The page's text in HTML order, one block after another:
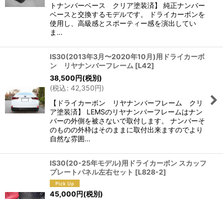
トナンバーベース クリア塗装済】 純正ナンバー
ベースと交換するモデルです。 ドライカーボンを
使用し、高級感とスポーティー感を演出してい
ま…
IS30(2013年3月〜2020年10月)用ドライカーボ
ン リヤナンバーフレーム [L42]
38,500円(税別)
(税込: 42,350円)
【ドライカーボン リヤナンバーフレーム クリ
ア塗装済】 LEMSのリヤナンバーフレームはナン
バーの外側を被さないで取付します。 ナンバーそ
のものの外枠はそのままに取付出来ますのでより
自然な雰囲…
IS30(20-25年モデル)用ドライカーボン スカッフ
プレートパネル左右セット [L828-2]
45,000円(税別)